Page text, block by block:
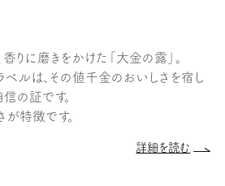
香りに磨きをかけた「大金の露」。
ルは、その値千金のおいしさを宿し
の証です。
特徴です。
詳細を読む